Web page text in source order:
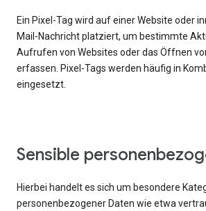
Ein Pixel-Tag wird auf einer Website oder
Mail-Nachricht platziert, um bestimmte
Aufrufen von Websites oder das Öffnen
erfassen. Pixel-Tags werden häufig in
eingesetzt.
Sensible
Hierbei handelt es sich um besondere
personenbezogener Daten wie etwa